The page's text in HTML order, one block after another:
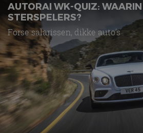
AUTORAI WK-QUIZ: WAARIN
STERSPELERS?
Forse salarissen, dikke auto's